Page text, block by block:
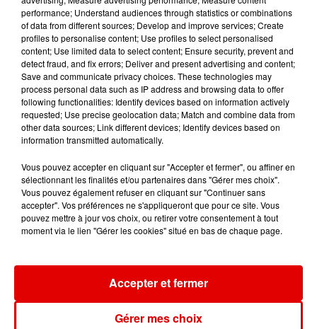
MARINE
Coeur Maladroit
SHAKIRA FEAT. BURNA
BOY
Dai Dai
ARIANA GRANDE
Hate That I Made
You Love Me
performance; Understand audiences through statistics or combinations
of data from different sources; Develop and improve services; Create
profiles to personalise content; Use profiles to select personalised
content; Use limited data to select content; Ensure security, prevent and
detect fraud, and fix errors; Deliver and present advertising and content;
Save and communicate privacy choices. These technologies may
process personal data such as IP address and browsing data to offer
following functionalities: Identify devices based on information actively
requested; Use precise geolocation data; Match and combine data from
other data sources; Link different devices; Identify devices based on
information transmitted automatically.
Vous pouvez accepter en cliquant sur "Accepter et fermer", ou affiner en
sélectionnant les finalités et/ou partenaires dans "Gérer mes choix".
Vous pouvez également refuser en cliquant sur "Continuer sans
accepter". Vos préférences ne s'appliqueront que pour ce site. Vous
pouvez mettre à jour vos choix, ou retirer votre consentement à tout
moment via le lien "Gérer les cookies" situé en bas de chaque page.
Gérer mes choix
Accepter et fermer